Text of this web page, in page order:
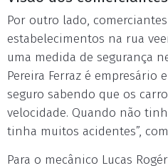
Por outro lado,
estabelecimentos na rua
uma medida de segurança
Pereira Ferraz é empresário
seguro sabendo que os
velocidade. Quando não
tinha muitos acidentes”,
Para o mecânico Lucas